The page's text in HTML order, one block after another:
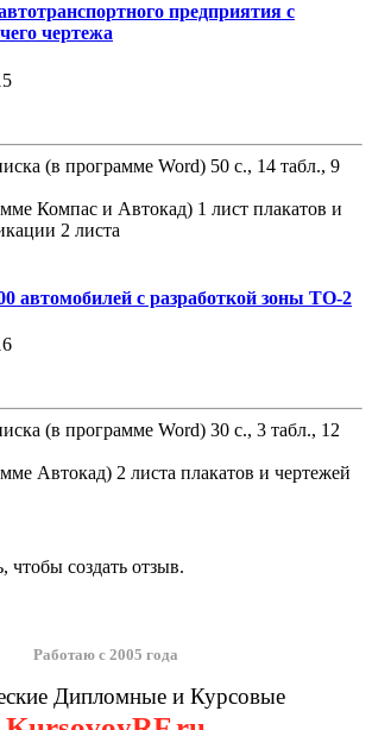
предприятия с
чертежа
(в программе Word) 50 с., 14 табл., 9
Компас и Автокад) 1 лист плакатов и
2 листа
автомобилей с разработкой зоны ТО-2
(в программе Word) 30 с., 3 табл., 12
Автокад) 2 листа плакатов и чертежей
чтобы создать отзыв.
Работаю с 2005 года
Дипломные и Курсовые